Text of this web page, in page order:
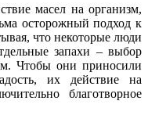
масел на организм,
осторожный подход к
что некоторые люди
запахи – выбор
Чтобы они приносили
их действие на
благотворное